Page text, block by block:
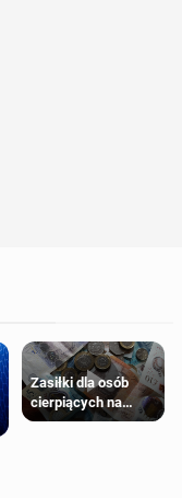
Zasiłki dla osób
cierpiących na
schorzenia